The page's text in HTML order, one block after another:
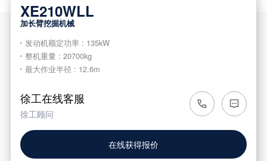
XE210WLL
加长臂挖掘机械
发动机额定功率 : 135kW
整机重量 : 20700kg
最大作业半径 : 12.6m
徐工在线客服
徐工顾问
在线获得报价